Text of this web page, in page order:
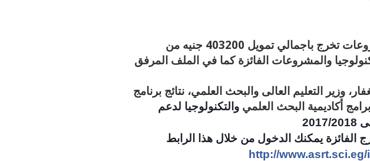
جامعة اسوان تفوز ب 6 مشروعات تخرج باجمالي تمويل 403200 جنيه من
والمشروعات الفائزة كما في الملف المرفق
وزير التعليم العالى والبحث العلمي، نتائج برنامج
أكاديمية البحث العلمي والتكنولوجيا لدعم
يمكنك الدخول من خلال هذا الرابط
http://